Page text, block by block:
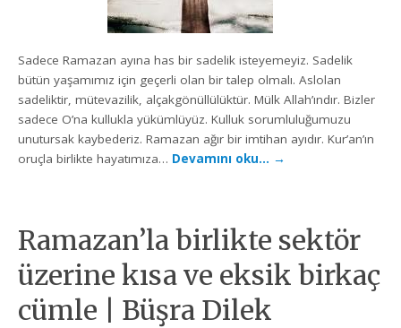
Sadece Ramazan ayına has bir sadelik isteyemeyiz. Sadelik
bütün yaşamımız için geçerli olan bir talep olmalı. Aslolan
sadeliktir, mütevazilik, alçakgönüllülüktür. Mülk Allah’ındır. Bizler
sadece O’na kullukla yükümlüyüz. Kulluk sorumluluğumuzu
unutursak kaybederiz. Ramazan ağır bir imtihan ayıdır. Kur’an’ın
oruçla birlikte hayatımıza… Devamını oku… →
Ramazan’la birlikte sektör
üzerine kısa ve eksik birkaç
cümle | Büşra Dilek